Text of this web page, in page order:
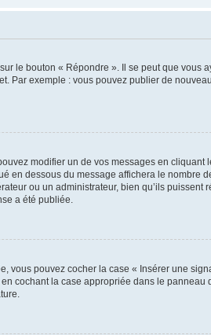
le bouton « Répondre ». Il se peut que vous
Par exemple : vous pouvez publier de
modifier un de vos messages en cliquant
en dessous du message affichera le nombre
ou un administrateur, bien qu’ils puissent
a été publiée.
vous pouvez cocher la case « Insérer une
cochant la case appropriée dans le panneau